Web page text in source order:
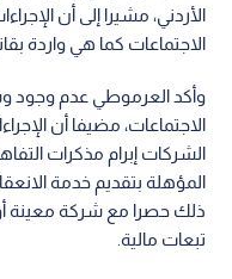
الأردني، مشيرا إلى أن
الاجتماعات كما هي واردة
وأكد العرموطي عدم وجود
الاجتماعات، مضيفا أن
الشركات إبرام مذكرات
المؤهلة بتقديم خدمة
ذلك حصرا مع شركة معينة
تبعات مالية.